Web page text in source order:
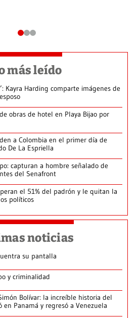
más leído
Kayra Harding comparte imágenes de
obras de hotel en Playa Bijao por
a Colombia en el primer día de
De La Espriella
capturan a hombre señalado de
del Senafront
el 51% del padrón y le quitan la
políticos
noticias
su pantalla​
y criminalidad
Bolívar: la increíble historia del
en Panamá y regresó a Venezuela